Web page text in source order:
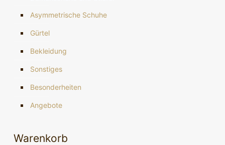
Asymmetrische Schuhe
Gürtel
Bekleidung
Sonstiges
Besonderheiten
Angebote
Warenkorb